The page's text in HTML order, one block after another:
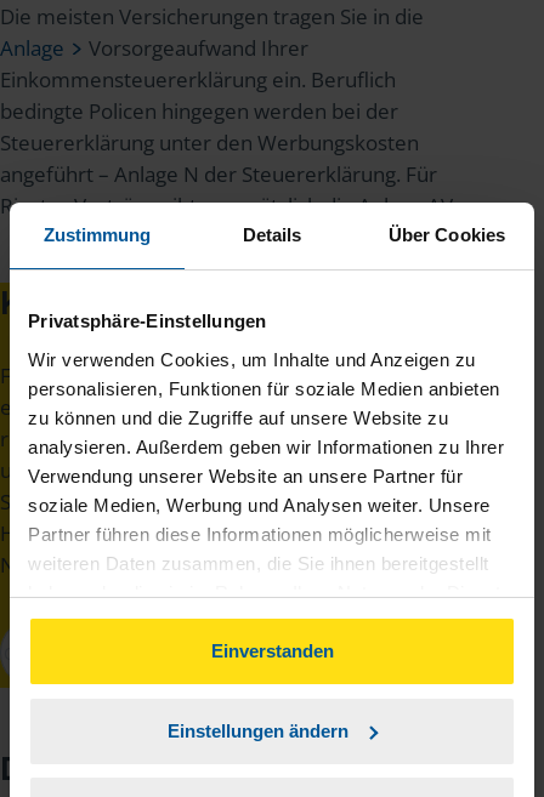
Zustimmung Details Über Cookies
Privatsphäre-Einstellungen
Wir verwenden Cookies, um Inhalte und Anzeigen zu
personalisieren, Funktionen für soziale Medien anbieten
zu können und die Zugriffe auf unsere Website zu
analysieren. Außerdem geben wir Informationen zu Ihrer
Verwendung unserer Website an unsere Partner für
soziale Medien, Werbung und Analysen weiter. Unsere
Partner führen diese Informationen möglicherweise mit
weiteren Daten zusammen, die Sie ihnen bereitgestellt
haben oder die sie im Rahmen Ihrer Nutzung der Dienste
gesammelt haben. Indem Sie auf Einverstanden klicken,
können Sie der Verwendung von Cookies, gemäß
unserer➔ Datenschutzrichtliniezustimmen.
Einverstanden
Einstellungen ändern
Die meisten Versicherungen tragen Sie in die
Anlage
Vorsorgeaufwand Ihrer
Einkommensteuererklärung ein. Beruflich
bedingte Policen hingegen werden bei der
Steuererklärung unter den Werbungskosten
angeführt – Anlage N der Steuererklärung. Für
Riester-Verträge gibt es zusätzlich die Anlage AV.
Klingt kompliziert?
Für die Beraterinnen und Berater der VLH gehört
es zum Tagesgeschäft, die Versicherungen den
richtigen Anlagen zuzuordnen. Gerne
unterstützen wir auch Sie darin, sich die
Steuervorteile zu sichern, die Ihnen zustehen.
Hier können Sie sich eine Beratungsstelle in Ihrer
Nähe suchen.
Diese Versicherungen können